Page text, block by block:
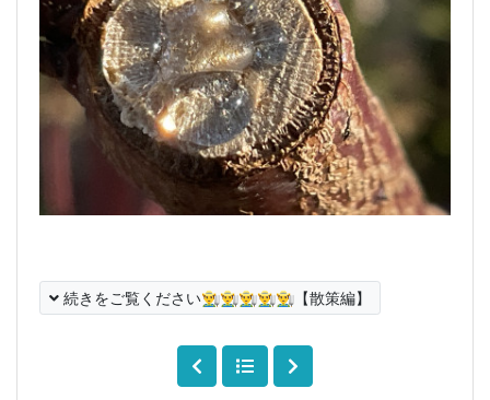
続きをご覧ください👨‍🌾👨‍🌾👨‍🌾👨‍🌾👨‍🌾【散策編】